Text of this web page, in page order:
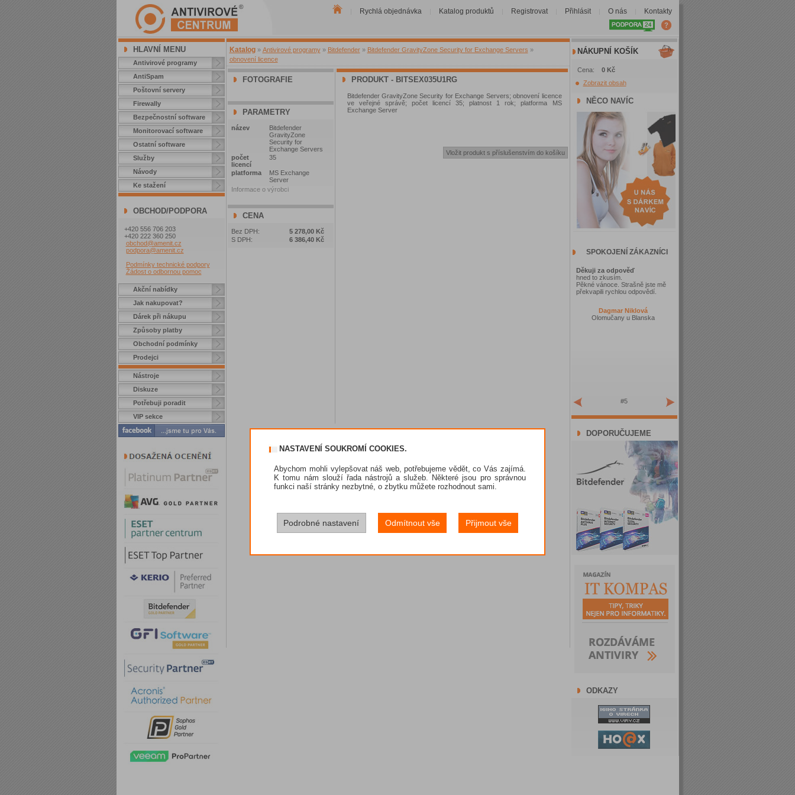
Rychlá objednávka Katalog produktů Registrovat Přihlásit O nás Kontakty
HLAVNÍ MENU
Antivirové programy
AntiSpam
Poštovní servery
Firewally
Bezpečnostní software
Monitorovací software
Ostatní software
Služby
Návody
Ke stažení
OBCHOD/PODPORA
+420 556 706 203
+420 222 360 250
obchod@amenit.cz
podpora@amenit.cz
Podmínky technické podpory
Žádost o odbornou pomoc
Akční nabídky
Jak nakupovat?
Dárek při nákupu
Způsoby platby
Obchodní podmínky
Prodejci
Nástroje
Diskuze
Potřebuji poradit
VIP sekce
Katalog » Antivirové programy » Bitdefender » Bitdefender GravityZone Security for Exchange Servers »
obnovení licence
FOTOGRAFIE
PARAMETRY
název
Bitdefender
GravityZone
Security for
Exchange Servers
počet
licencí
35
platforma
MS Exchange
Server
Informace o výrobci
CENA
Bez DPH:
5 278,00 Kč
S DPH:
6 386,40 Kč
PRODUKT - BITSEX035U1RG
Bitdefender GravityZone Security for Exchange Servers; obnovení licence
ve veřejné správě; počet licencí 35; platnost 1 rok; platforma MS
Exchange Server
NÁKUPNÍ KOŠÍK
Cena: 0 Kč
Zobrazit obsah
NĚCO NAVÍC
SPOKOJENÍ ZÁKAZNÍCI
Děkuji za odpověď
hned to zkusím.
Pěkné vánoce. Strašně jste mě
překvapili rychlou odpovědí.
Dagmar Niklová
Olomučany u Blanska
#5
DOPORUČUJEME
ODKAZY
NASTAVENÍ SOUKROMÍ COOKIES.
Abychom mohli vylepšovat náš web, potřebujeme vědět, co Vás zajímá.
K tomu nám slouží řada nástrojů a služeb. Některé jsou pro správnou
funkci naší stránky nezbytné, o zbytku můžete rozhodnout sami.
Podrobné nastavení Odmítnout vše Přijmout vše